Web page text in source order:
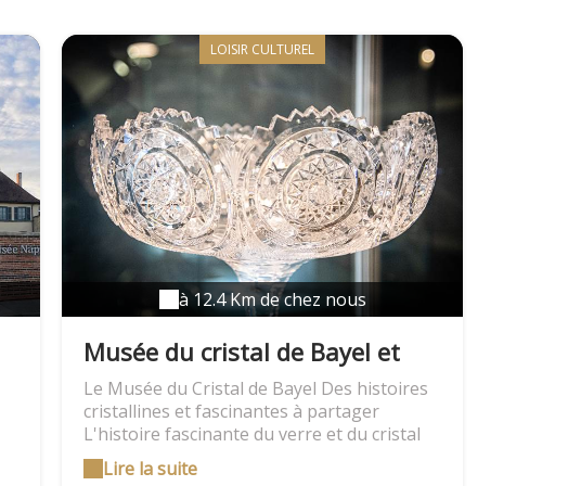
champagne et de traditions, la Côte des Bar
offre de superbes paysages de sommets
boisés, de côteaux de vignes très pentus et
de cultures. La nature du sous-sol,
(composé de marnes, de calcaire, d'argile et
de sédiments marins), alliée au climat plus
doux de la Champagne méridionale donne
son caractère au vin de la Côte des Bar.
Venez découvrir notre territoire, notre
identité et nos villages.
LOISIR CULTUREL
à 12.4 Km de chez nous
Musée du cristal de Bayel et
son Atelier du Verre
Le Musée du Cristal de Bayel Des histoires
cristallines et fascinantes à partager
L'histoire fascinante du verre et du cristal
de l'Antiquité à nos jours ; tous les secrets
de la fabrication, du soufflage à la bouche
Lire la suite